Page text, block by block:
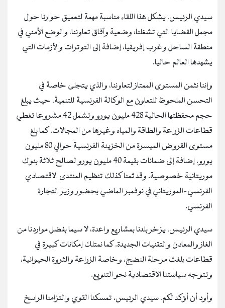
سيدي الرئيس، يشكل هذا اللقاء مناسبة مهمة لتعميق حوارنا حول
مجمل القضايا التي تشغلنا: وضعية وآفاق تعاوننا، والوضع الأمني في
منطقة الساحل وغرب إفريقيا، إضافة إلى التوترات والأزمات التي
يشهدها العالم حاليا.
وإننا نثمن المستوى الممتاز لتعاوننا، والذي يتجلى خاصة في
التحسن الملحوظ للتعاون مع الوكالة الفرنسية للتنمية، حيث يبلغ
حجم محفظتها الحالية 428 مليون يورو وتشمل 42 مشروعا تغطي
قطاعات الزراعة والطاقة والمياه وغيرها من المجالات. كما بلغ
مستوى القروض الميسرة من الخزينة الفرنسية حوالي 80 مليون
يورو، إضافة إلى ضمانات بقيمة 40 مليون يورو لصالح ثلاثة بنوك
موريتانية خصوصية. وقد ثمنا كذلك تنظيم المنتدى الاقتصادي
الفرنسي-الموريتاني في نوفمبر الماضي بحضور وزير التجارة
الفرنسي.
سيدي الرئيس، يزخر بلدنا بمشاريع واعدة، لا سيما بفضل مواردنا من
الغاز والمعادن والتقنيات الجديدة. كما نمتلك إمكانات كبيرة في
قطاعات بلغت مرحلة النضج، وخاصة الزراعة والثروة الحيوانية،
وتتوجه سياستنا الاقتصادية نحو التنويع.
وأود أن أؤكد لكم، سيدي الرئيس، تمسكنا القوي والتزامنا الراسخ